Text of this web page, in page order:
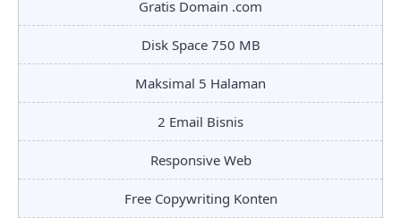
Gratis Domain .com
Disk Space 750 MB
Maksimal 5 Halaman
2 Email Bisnis
Responsive Web
Free Copywriting Konten